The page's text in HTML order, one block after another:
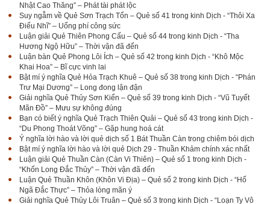
Nhật Cao Thăng” – Phát tài phát lộc
Suy ngẫm về Quẻ Sơn Trạch Tổn – Quẻ số 41 trong kinh Dịch - “Thôi Xa
Điếu Nhĩ” – Uổng phí công sức
Luận giải Quẻ Thiên Phong Cấu – Quẻ số 44 trong kinh Dịch - “Tha
Hương Ngộ Hữu” – Thời vận đã đến
Luận bàn Quẻ Phong Lôi Ích – Quẻ số 42 trong kinh Dịch - “Khô Mộc
Khai Hoa” – Bĩ cực vinh lai
Bật mí ý nghĩa Quẻ Hỏa Trạch Khuê – Quẻ số 38 trong kinh Dịch - “Phán
Trư Mại Dương” – Long đong lận đận
Giải nghĩa Quẻ Thủy Sơn Kiển – Quẻ số 39 trong kinh Dịch - “Vũ Tuyết
Mãn Đồ” – Mưu sự không đúng
Bạn có biết ý nghĩa Quẻ Trạch Thiên Quải – Quẻ số 43 trong kinh Dịch -
“Du Phong Thoát Võng” – Gặp hung hoá cát
Ý nghĩa lời hào và lời quẻ dịch số 1 Bát Thuần Càn trong chiêm bói dịch
Bật mí ý nghĩa lời hào và lời quẻ Dịch 29 - Thuần Khảm chính xác nhất
Luận giải Quẻ Thuần Càn (Càn Vi Thiên) – Quẻ số 1 trong kinh Dịch -
“Khốn Long Đắc Thủy” – Thời vận đã đến
Luận Quẻ Thuần Khôn (Khôn Vi Địa) – Quẻ số 2 trong kinh Dịch - “Hổ
Ngã Đắc Thực” – Thỏa lòng mãn ý
Giải nghĩa Quẻ Thủy Lôi Truân – Quẻ số 3 trong kinh Dịch - “Loạn Ty Vô